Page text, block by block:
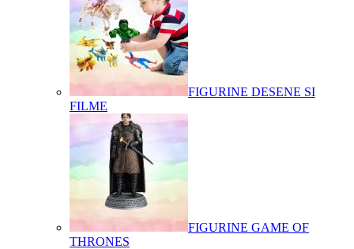
FIGURINE DESENE SI
FILME
FIGURINE GAME OF
THRONES